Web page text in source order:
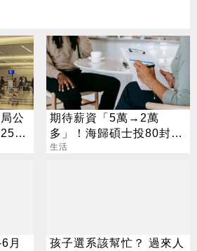
公
家
期待薪資「5萬→2萬
多」！海歸碩士投80封履
歷沒上岸：連香蕉都不給
生活
月
孩子選系該幫忙？ 過來人